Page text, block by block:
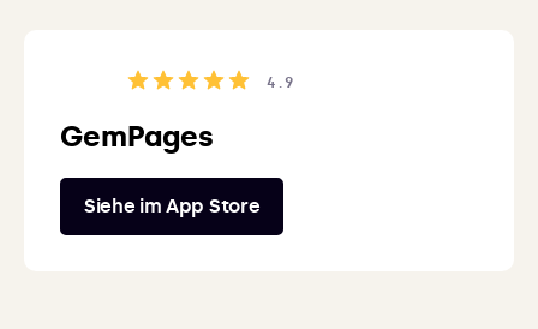
4.9
GemPages
Siehe im App Store